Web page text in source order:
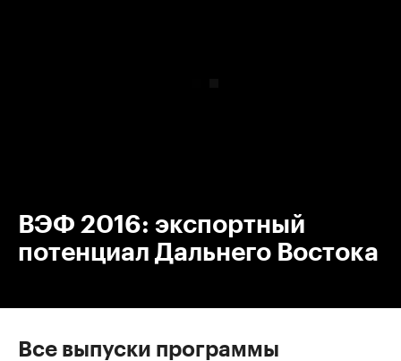
ВЭФ 2016: экспортный
потенциал Дальнего Востока
Все выпуски программы